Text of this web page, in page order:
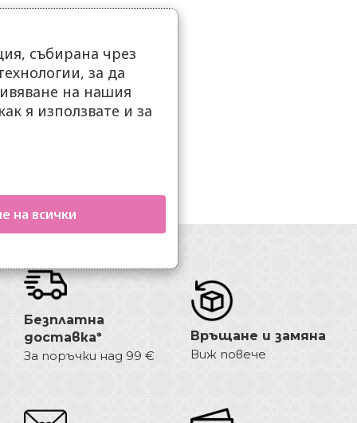
Безплатна
доставка*
За поръчки над 99 €
Връщане и замяна
Виж повече
събирана чрез
за да
на нашия
я използвате и за
на всички